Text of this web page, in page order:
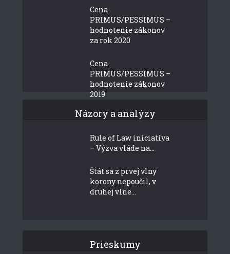
Cena
PRIMUS/PESSIMUS –
hodnotenie zákonov
za rok 2020
Cena
PRIMUS/PESSIMUS –
hodnotenie zákonov
2019
Názory a analýzy
Rule of Law iniciatíva
– Výzva vláde na...
Štát sa z prvej vlny
korony nepoučil, v
druhej vlne...
Prieskumy